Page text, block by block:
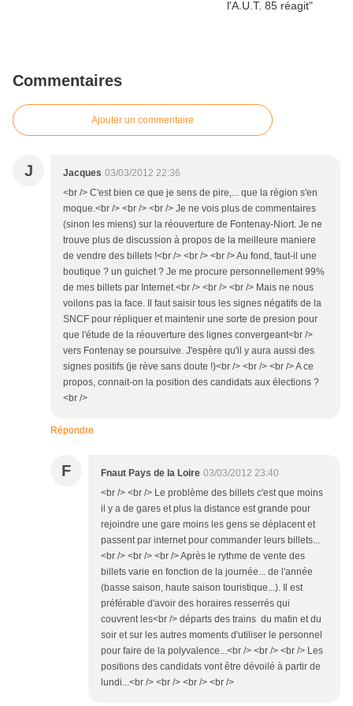
Commentaires
Ajouter un commentaire
J Jacques 03/03/2012 22:36
<br /> C'est bien ce que je sens de pire,... que la région s'en
moque.<br /> <br /> <br /> Je ne vois plus de commentaires
(sinon les miens) sur la réouverture de Fontenay-Niort. Je ne
trouve plus de discussion à propos de la meilleure maniere
de vendre des billets !<br /> <br /> <br /> Au fond, faut-il une
boutique ? un guichet ? Je me procure personnellement 99%
de mes billets par Internet.<br /> <br /> <br /> Mais ne nous
voilons pas la face. Il faut saisir tous les signes négatifs de la
SNCF pour répliquer et maintenir une sorte de presion pour
que l'étude de la réouverture des lignes convergeant<br />
vers Fontenay se poursuive. J'espère qu'il y aura aussi des
signes positifs (je rève sans doute !)<br /> <br /> <br /> A ce
propos, connait-on la position des candidats aux élections ?
<br />
Répondre
F Fnaut Pays de la Loire 03/03/2012 23:40
<br /> <br /> Le problème des billets c'est que moins
il y a de gares et plus la distance est grande pour
rejoindre une gare moins les gens se déplacent et
passent par internet pour commander leurs billets...
<br /> <br /> <br /> Après le rythme de vente des
billets varie en fonction de la journée... de l'année
(basse saison, haute saison touristique...). Il est
préférable d'avoir des horaires resserrés qui
couvrent les<br /> départs des trains du matin et du
soir et sur les autres moments d'utiliser le personnel
pour faire de la polyvalence...<br /> <br /> <br /> Les
positions des candidats vont être dévoilé à partir de
lundi...<br /> <br /> <br /> <br />